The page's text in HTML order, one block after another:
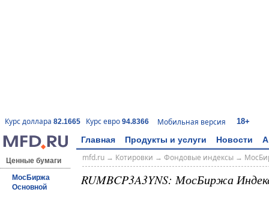
Курс доллара 82.1665 Курс евро 94.8366 Мобильная версия 18+
Главная Продукты и услуги Новости
Ценные бумаги
МосБиржа
Основной
mfd.ru→ Котировки → Фондовые индексы→
RUMBCP3A3YNS: МосБиржа